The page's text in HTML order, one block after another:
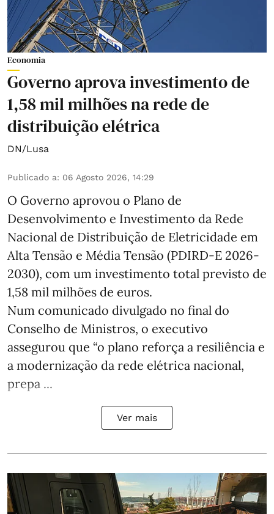
Economia
Governo aprova investimento de
1,58 mil milhões na rede de
distribuição elétrica
DN/Lusa
Publicado a: 06 Agosto 2026, 14:29
O Governo aprovou o Plano de
Desenvolvimento e Investimento da Rede
Nacional de Distribuição de Eletricidade em
Alta Tensão e Média Tensão (PDIRD-E 2026-
2030), com um investimento total previsto de
1,58 mil milhões de euros.
Num comunicado divulgado no final do
Conselho de Ministros, o executivo
assegurou que “o plano reforça a resiliência e
a modernização da rede elétrica nacional,
prepa ...
Ver mais